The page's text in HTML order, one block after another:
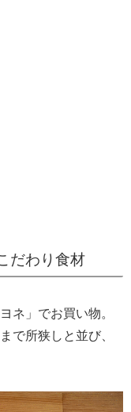
だわり食材
ネ」でお買い物。
で所狭しと並び、